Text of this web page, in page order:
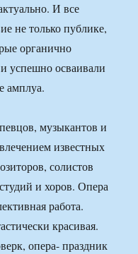
И все
не только публике,
органично
успешно осваивали
амплуа.
музыкантов и
известных
солистов
и хоров. Опера
работа.
красивая.
опера- праздник